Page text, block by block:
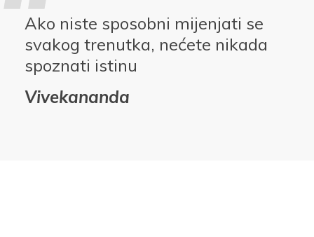
Ako niste sposobni mijenjati se
svakog trenutka, nećete nikada
spoznati istinu
Vivekananda